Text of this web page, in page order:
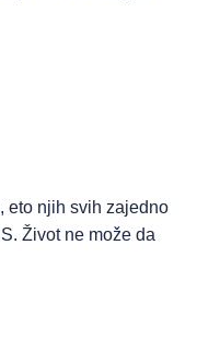
eto njih svih zajedno
Život ne može da